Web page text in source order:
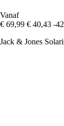
Vanaf
€ 69,99 € 40,43 -
Jack & Jones